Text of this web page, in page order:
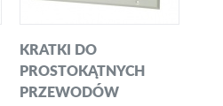
KRATKI DO
PROSTOKĄTNYCH
PRZEWODÓW